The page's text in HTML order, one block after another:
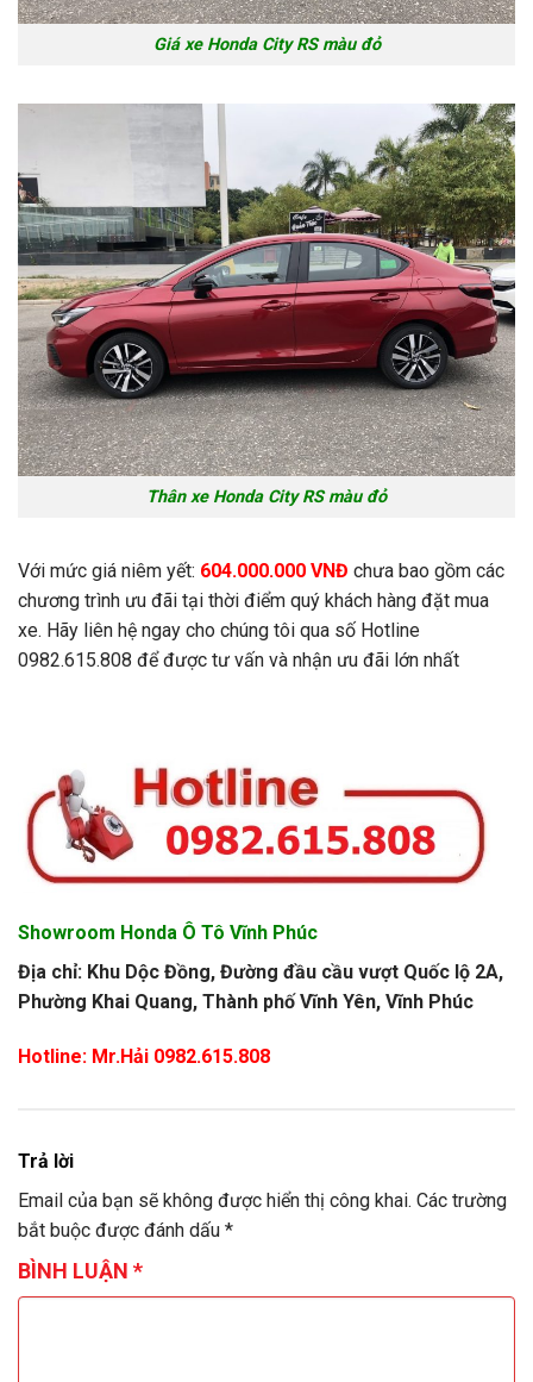
Giá xe Honda City RS màu đỏ
Thân xe Honda City RS màu đỏ
Với mức giá niêm yết: 604.000.000 VNĐ chưa bao gồm các
chương trình ưu đãi tại thời điểm quý khách hàng đặt mua
xe. Hãy liên hệ ngay cho chúng tôi qua số Hotline
0982.615.808 để được tư vấn và nhận ưu đãi lớn nhất
Showroom Honda Ô Tô Vĩnh Phúc
Địa chỉ: Khu Dộc Đồng, Đường đầu cầu vượt Quốc lộ 2A,
Phường Khai Quang, Thành phố Vĩnh Yên, Vĩnh Phúc
Hotline: Mr.Hải 0982.615.808
Trả lời
Email của bạn sẽ không được hiển thị công khai. Các trường
bắt buộc được đánh dấu *
BÌNH LUẬN *